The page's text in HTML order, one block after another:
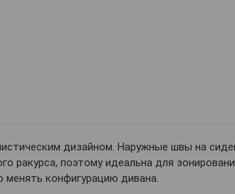
дизайном. Наружные швы на
ракурса, поэтому идеальна для
менять конфигурацию дивана.